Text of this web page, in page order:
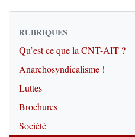
RUBRIQUES
Qu’est ce que la CNT-AIT ?
Anarchosyndicalisme !
Luttes
Brochures
Société